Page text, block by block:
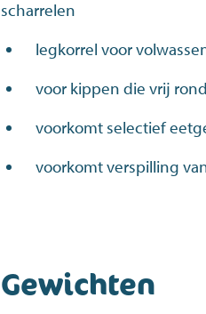
scharrelen
legkorrel voor
voor kippen die vrij
voorkomt selectief
voorkomt verspilling
Gewichten